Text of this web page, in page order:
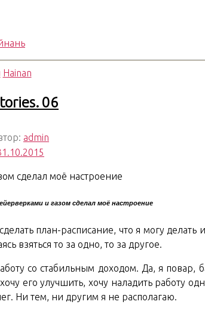
Рубрики
Hainan
06
admin
и газом сделал моё настроение
план-расписание, что я могу делать
взяться то за одно, то за другое.
со стабильным доходом. Да, я повар,
его улучшить, хочу наладить работу
Ни тем, ни другим я не располагаю.